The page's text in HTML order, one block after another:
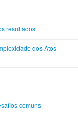
resultados
dos Atos
comuns